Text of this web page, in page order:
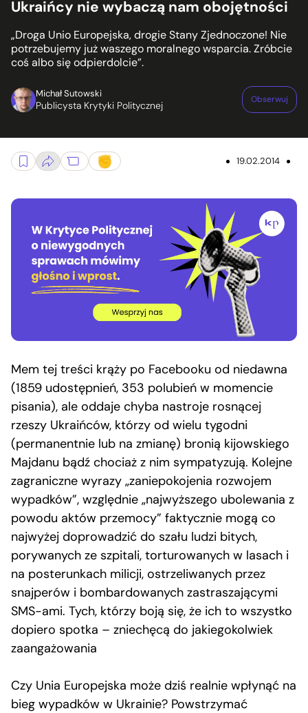
Ukraińcy nie wybaczą nam obojętności
„Droga Unio Europejska, drogie Stany Zjednoczone! Nie
potrzebujemy już waszego moralnego wsparcia. Zróbcie
coś albo się odpierdolcie”.
Michał Sutowski
Publicysta Krytyki Politycznej Obserwuj
19.02.2014
Mem tej treści krąży po Facebooku od niedawna
(1859 udostępnień, 353 polubień w momencie
pisania), ale oddaje chyba nastroje rosnącej
rzeszy Ukraińców, którzy od wielu tygodni
(permanentnie lub na zmianę) bronią kijowskiego
Majdanu bądź chociaż z nim sympatyzują. Kolejne
zagraniczne wyrazy „zaniepokojenia rozwojem
wypadków”, względnie „najwyższego ubolewania z
powodu aktów przemocy” faktycznie mogą co
najwyżej doprowadzić do szału ludzi bitych,
porywanych ze szpitali, torturowanych w lasach i
na posterunkach milicji, ostrzeliwanych przez
snajperów i bombardowanych zastraszającymi
SMS-ami. Tych, którzy boją się, że ich to wszystko
dopiero spotka – zniechęcą do jakiegokolwiek
zaangażowania
Czy Unia Europejska może dziś realnie wpłynąć na
bieg wypadków w Ukrainie? Powstrzymać